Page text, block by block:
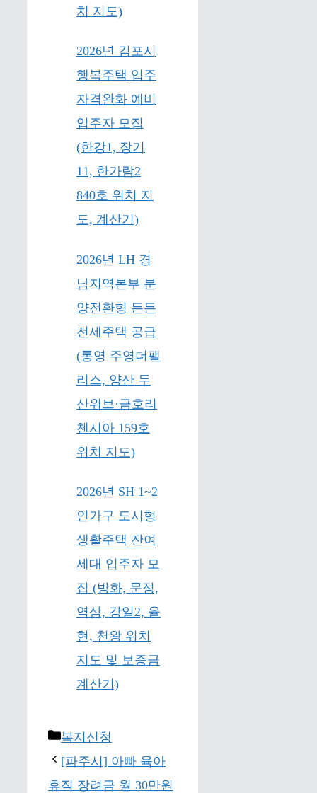
치 지도)
2026년 김포시
행복주택 입주
자격완화 예비
입주자 모집
(한강1, 장기
11, 한가람2
840호 위치 지
도, 계산기)
2026년 LH 경
남지역본부 분
양전환형 든든
전세주택 공급
(통영 주영더팰
리스, 양산 두
산위브·금호리
첸시아 159호
위치 지도)
2026년 SH 1~2
인가구 도시형
생활주택 잔여
세대 입주자 모
집 (방화, 문정,
역삼, 강일2, 율
현, 천왕 위치
지도 및 보증금
계산기)
Categories
복지신청
[파주시] 아빠 육아
휴직 장려금 월 30만원